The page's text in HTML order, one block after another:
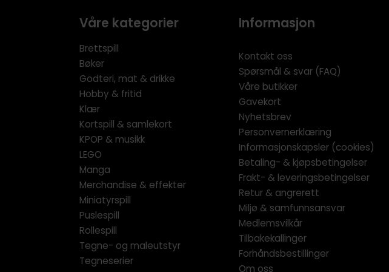
Våre kategorier
Brettspill
Bøker
Godteri, mat & drikke
Hobby & fritid
Klær
Kortspill & samlekort
KPOP & musikk
LEGO
Manga
Merchandise & effekter
Miniatyrspill
Puslespill
Rollespill
Tegne- og maleutstyr
Tegneserier
Informasjon
Kontakt oss
Spørsmål & svar (FAQ)
Våre butikker
Gavekort
Nyhetsbrev
Personvernerklæring
Informasjonskapsler (cookies)
Betaling- & kjøpsbetingelser
Frakt- & leveringsbetingelser
Retur & angrerett
Miljø & samfunnsansvar
Medlemsvilkår
Tilbakekallinger
Forhåndsbestillinger
Om oss